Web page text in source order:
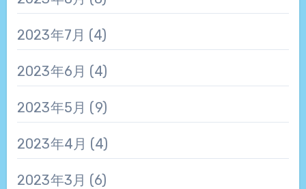
2023年7月 (4)
2023年6月 (4)
2023年5月 (9)
2023年4月 (4)
2023年3月 (6)